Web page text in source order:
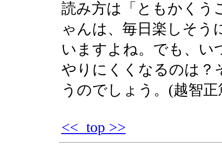
読み方は「ともかくう
ゃんは、毎日楽しそう
いますよね。でも、
やりにくくなるのは？
うのでしょう。(越智正
<< top >>